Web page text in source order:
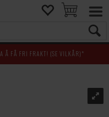
Å FÅ FRI FRAKT! (SE VILKÅR)*